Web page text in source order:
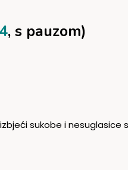
, s pauzom)
sukobe i